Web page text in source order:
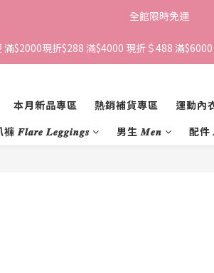
全館限時免運
滿$2000現折$288 滿$4000 現折＄488 滿
本月新品專區
熱銷補貨專區 運動內
𝑭𝒍𝒂𝒓𝒆 𝑳𝒆𝒈𝒈𝒊𝒏𝒈𝒔
男生 𝑴𝒆𝒏 配件